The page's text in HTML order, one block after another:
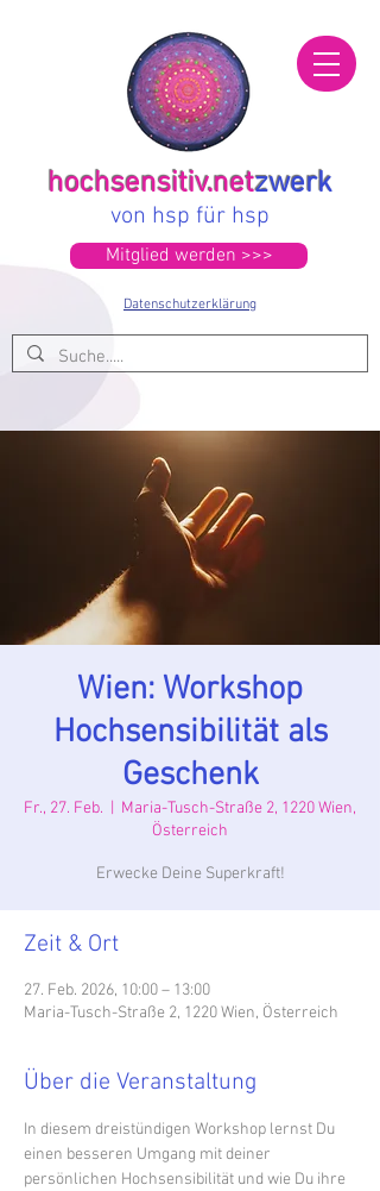
hochsensitiv.netzwerk
von hsp für hsp
Datenschutzerklärung
Mitglied werden >>>
Wien: Workshop
Hochsensibilität als
Geschenk
Fr., 27. Feb.
Maria-Tusch-Straße 2, 1220 Wien,
Österreich
Erwecke Deine Superkraft!
Zeit & Ort
27. Feb. 2026, 10:00 – 13:00
Maria-Tusch-Straße 2, 1220 Wien, Österreich
Über die Veranstaltung
In diesem dreistündigen Workshop lernst Du
einen besseren Umgang mit deiner
persönlichen Hochsensibilität und wie Du ihre